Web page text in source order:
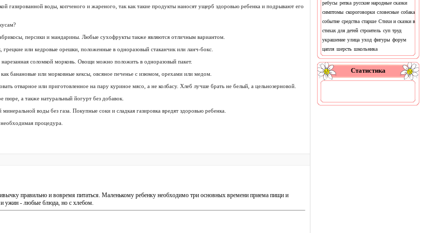
газированной воды, копченого и жареного, так как такие продукты наносят ущерб здоровью ребенка и подрывают его
персики и мандарины. Любые сухофрукты также являются отличным вариантом.
или кедровые орешки, положенные в одноразовый стаканчик или ланч-бокс.
соломкой морковь. Овощи можно положить в одноразовый пакет.
банановые или морковные кексы, овсяное печенье с изюмом, орехами или медом.
отварное или приготовленное на пару куриное мясо, а не колбасу. Хлеб лучше брать не белый, а цельнозерновой.
а также натуральный йогурт без добавок.
воды без газа. Покупные соки и сладкая газировка вредят здоровью ребенка.
процедура.
правильно и вовремя питаться. Маленькому ребенку необходимо три основных времени приема пищи и
и ужин - любые блюда, но с хлебом.
ребусы репка русские народные сказки
симптомы скороговорки словесные собака
событие средства старше Стихи и сказки в
стихах для детей строитель суп труд
украшение улица уход фигуры форум
цапля шерсть школьника
Статистика